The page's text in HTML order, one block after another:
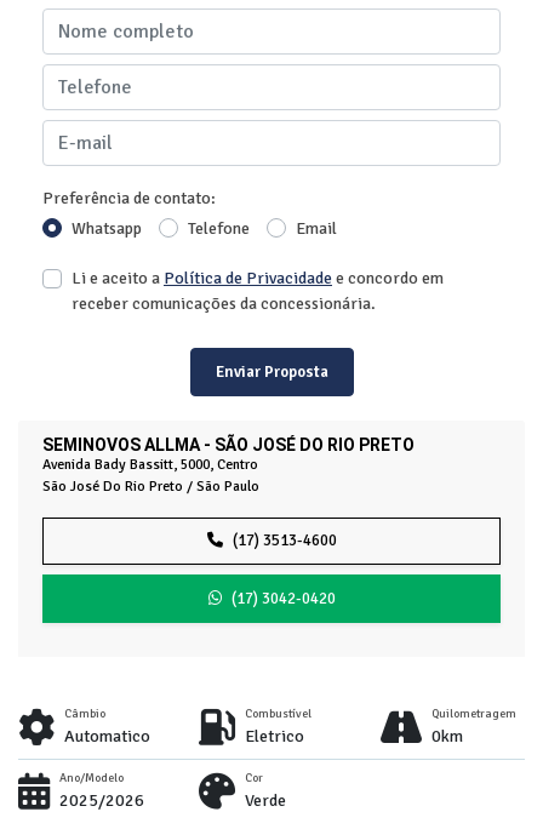
SEMINOVOS ALLMA - SÃO JOSÉ DO RIO PRETO
Avenida Bady Bassitt, 5000, Centro
São José Do Rio Preto / São Paulo
(17) 3513-4600
(17) 3042-0420
Preferência de contato:
Whatsapp
Telefone Email
Li e aceito a Política de Privacidadee concordo em
receber comunicações da concessionária.
Enviar Proposta
Câmbio
Automatico
Combustível
Eletrico
Quilometragem
0km
Ano/Modelo
2025/2026
Cor
Verde